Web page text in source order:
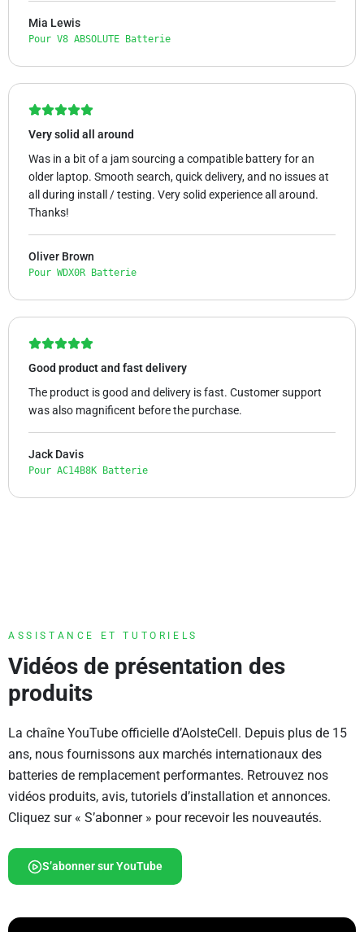
Mia Lewis
Pour V8 ABSOLUTE Batterie
Very solid all around
Was in a bit of a jam sourcing a compatible battery for an
older laptop. Smooth search, quick delivery, and no issues at
all during install / testing. Very solid experience all around.
Thanks!
Oliver Brown
Pour WDX0R Batterie
Good product and fast delivery
The product is good and delivery is fast. Customer support
was also magnificent before the purchase.
Jack Davis
Pour AC14B8K Batterie
ASSISTANCE ET TUTORIELS
Vidéos de présentation des
produits
La chaîne YouTube officielle d’AolsteCell. Depuis plus de 15
ans, nous fournissons aux marchés internationaux des
batteries de remplacement performantes. Retrouvez nos
vidéos produits, avis, tutoriels d’installation et annonces.
Cliquez sur « S’abonner » pour recevoir les nouveautés.
S’abonner sur YouTube